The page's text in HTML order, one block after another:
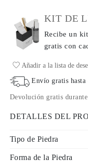
KIT DE
Recibe un
gratis con
Añadir a la lista de
Envío gratis
Devolución gratis
DETALLES DEL
Tipo de Piedra
Forma de la Piedra